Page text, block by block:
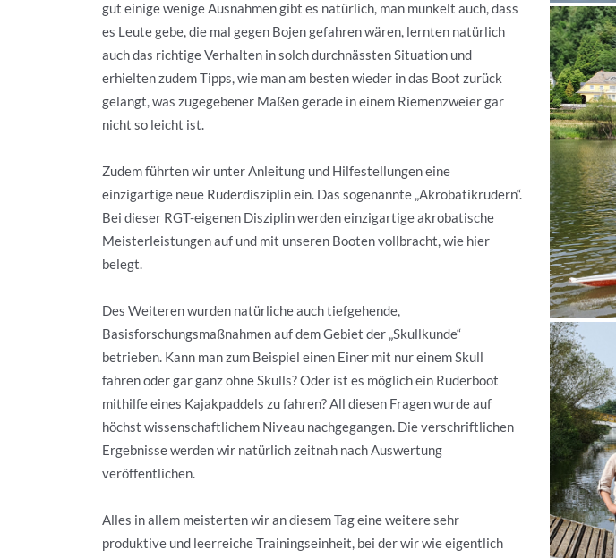
gut einige wenige Ausnahmen gibt es natürlich, man munkelt auch, dass
es Leute gebe, die mal gegen Bojen gefahren wären, lernten natürlich
auch das richtige Verhalten in solch durchnässten Situation und
erhielten zudem Tipps, wie man am besten wieder in das Boot zurück
gelangt, was zugegebener Maßen gerade in einem Riemenzweier gar
nicht so leicht ist.
Zudem führten wir unter Anleitung und Hilfestellungen eine
einzigartige neue Ruderdisziplin ein. Das sogenannte „Akrobatikrudern“.
Bei dieser RGT-eigenen Disziplin werden einzigartige akrobatische
Meisterleistungen auf und mit unseren Booten vollbracht, wie hier
belegt.
Des Weiteren wurden natürliche auch tiefgehende,
Basisforschungsmaßnahmen auf dem Gebiet der „Skullkunde“
betrieben. Kann man zum Beispiel einen Einer mit nur einem Skull
fahren oder gar ganz ohne Skulls? Oder ist es möglich ein Ruderboot
mithilfe eines Kajakpaddels zu fahren? All diesen Fragen wurde auf
höchst wissenschaftlichem Niveau nachgegangen. Die verschriftlichen
Ergebnisse werden wir natürlich zeitnah nach Auswertung
veröffentlichen.
Alles in allem meisterten wir an diesem Tag eine weitere sehr
produktive und leerreiche Trainingseinheit, bei der wir wie eigentlich